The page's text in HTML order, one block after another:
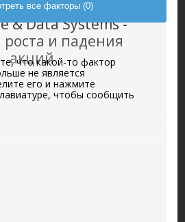
& Data Systems -
и падения
акций
все факторы (0)
что какой-то фактор
не является
его и нажмите
чтобы сообщить